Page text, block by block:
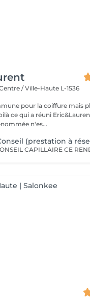
/ Ville-Haute L-1536
pour la coiffure mais
ce qui a réuni
n'es...
(prestation à